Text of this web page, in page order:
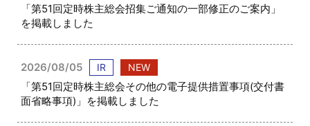
「第51回定時株主総会招集ご通知の一部修正のご案内」
を掲載しました
2026/08/05 IR NEW
「第51回定時株主総会その他の電子提供措置事項(交付書
面省略事項)」を掲載しました